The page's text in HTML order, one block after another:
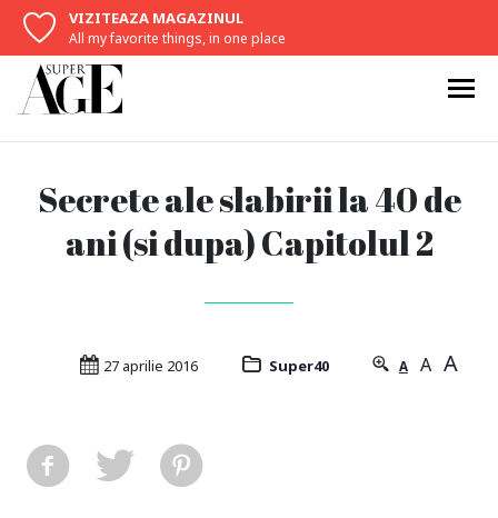
VIZITEAZA MAGAZINUL
All my favorite things, in one place
Secrete ale slabirii la 40 de
ani (si dupa) Capitolul 2
27 aprilie 2016 Super40 A A A